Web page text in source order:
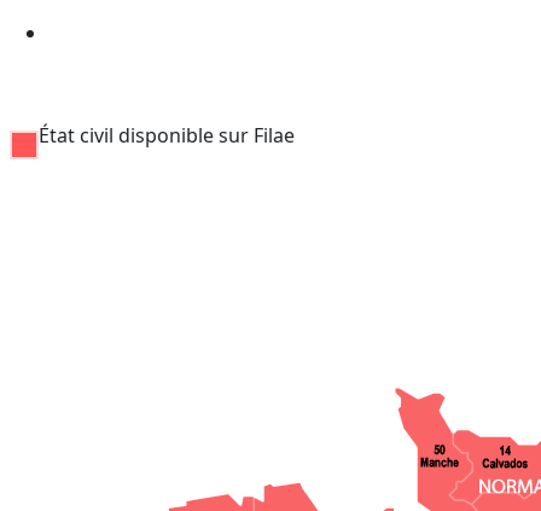
État civil disponible sur Filae